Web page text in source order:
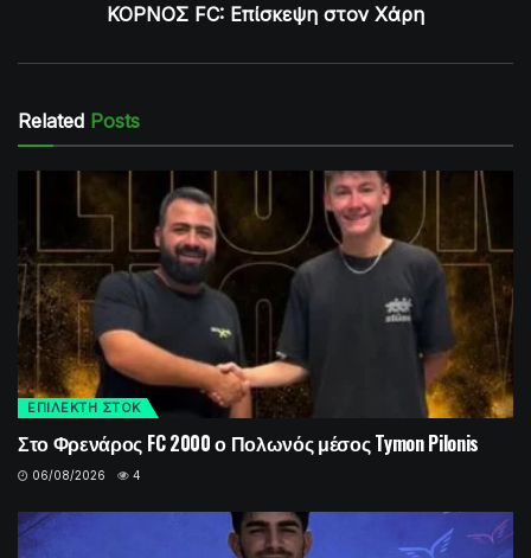
ΚΟΡΝΟΣ FC: Επίσκεψη στον Χάρη
Related Posts
ΕΠΙΛΕΚΤΗ ΣΤΟΚ
Στο Φρενάρος FC 2000 ο Πολωνός μέσος Tymon Pilonis
06/08/2026 4